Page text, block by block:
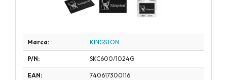
Marca: KINGSTON
P/N: SKC600/1024G
EAN: 740617300116